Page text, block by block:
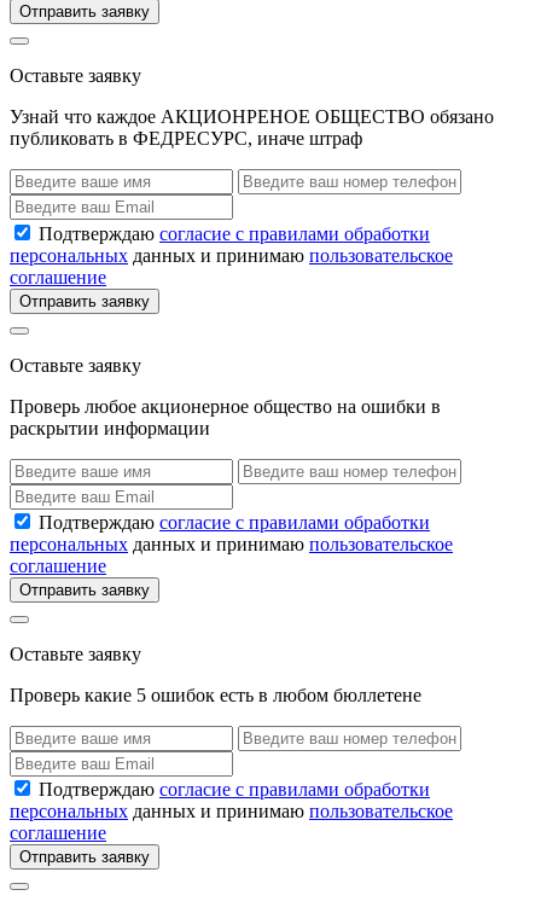
Отправить заявку
Оставьте заявку
Узнай что каждое АКЦИОНРЕНОЕ ОБЩЕСТВО обязано
публиковать в ФЕДРЕСУРС, иначе штраф
Подтверждаю согласие с правилами обработки
персональных данных и принимаю пользовательское
соглашение
Отправить заявку
Оставьте заявку
Проверь любое акционерное общество на ошибки в
раскрытии информации
Подтверждаю согласие с правилами обработки
персональных данных и принимаю пользовательское
соглашение
Отправить заявку
Оставьте заявку
Проверь какие 5 ошибок есть в любом бюллетене
Подтверждаю согласие с правилами обработки
персональных данных и принимаю пользовательское
соглашение
Отправить заявку